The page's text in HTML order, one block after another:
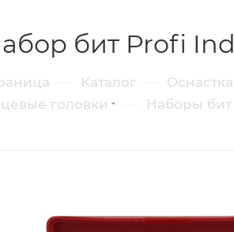
бит Profi
Каталог
головки Наборы бит